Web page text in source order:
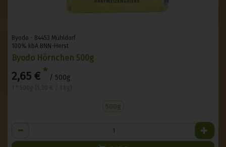
Byodo - 84453 Mühldorf
100% kbA BNN-Herst
Byodo Hörnchen 500g
2,65 € * / 500g
500g
Anzahl